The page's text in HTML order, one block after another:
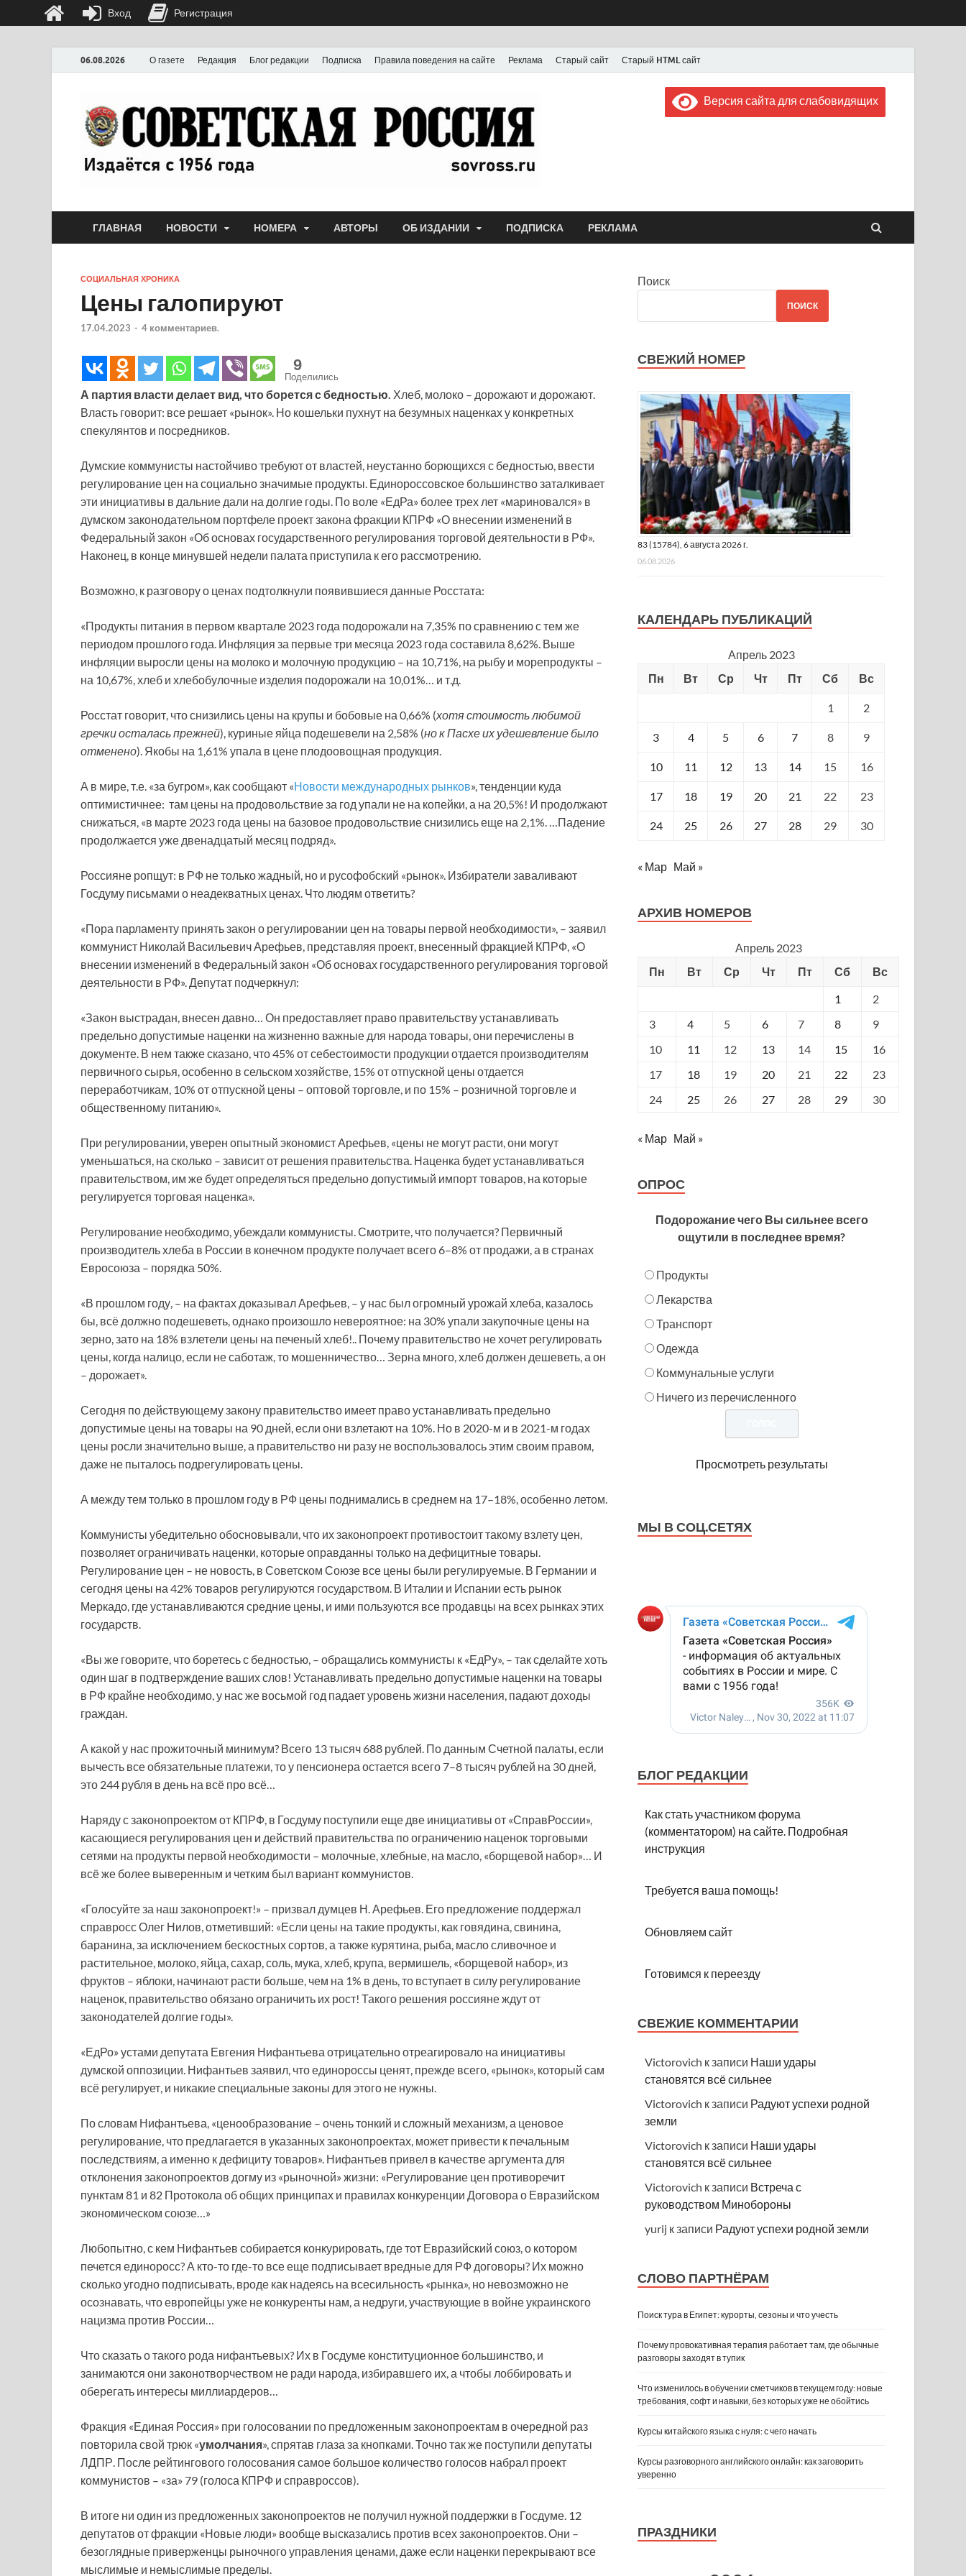
06.08.2026 О газете Редакция Блог редакции Подписка Правила поведения на сайте Реклама Старый сайт Старый HTML сайт
Газета "Советская Россия"
Выпускается с июля 1956 года
Версия сайта для слабовидящих
ГЛАВНАЯ НОВОСТИ НОМЕРА АВТОРЫ ОБ ИЗДАНИИ ПОДПИСКА РЕКЛАМА
СОЦИАЛЬНАЯ ХРОНИКА
Цены галопируют
17.04.2023 - 4 комментариев.
9
Поделились
А партия власти делает вид, что борется с бедностью. Хлеб, молоко – дорожают и дорожают.
Власть говорит: все решает «рынок». Но кошельки пухнут на безумных наценках у конкретных
спекулянтов и посредников.
Думские коммунисты настойчиво требуют от властей, неустанно борющихся с бедностью, ввести
регулирование цен на социально значимые продукты. Единороссовское большинство заталкивает
эти инициативы в дальние дали на долгие годы. По воле «ЕдРа» более трех лет «мариновался» в
думском законодательном портфеле проект закона фракции КПРФ «О внесении изменений в
Федеральный закон «Об основах государственного регулирования торговой деятельности в РФ».
Наконец, в конце минувшей недели палата приступила к его рассмотрению.
Возможно, к разговору о ценах подтолкнули появившиеся данные Росстата:
«Продукты питания в первом квартале 2023 года подорожали на 7,35% по сравнению с тем же
периодом прошлого года. Инфляция за первые три месяца 2023 года составила 8,62%. Выше
инфляции выросли цены на молоко и молочную продукцию – на 10,71%, на рыбу и морепродукты –
на 10,67%, хлеб и хлебобулочные изделия подорожали на 10,01%… и т.д.
Росстат говорит, что снизились цены на крупы и бобовые на 0,66% (хотя стоимость любимой
гречки осталась прежней), куриные яйца подешевели на 2,58% (но к Пасхе их удешевление было
отменено). Якобы на 1,61% упала в цене плодоовощная продукция.
А в мире, т.е. «за бугром», как сообщают «Новости международных рынков», тенденции куда
оптимистичнее: там цены на продовольствие за год упали не на копейки, а на 20,5%! И продолжают
снижаться, «в марте 2023 года цены на базовое продовольствие снизились еще на 2,1%. …Падение
продолжается уже двенадцатый месяц подряд».
Россияне ропщут: в РФ не только жадный, но и русофобский «рынок». Избиратели заваливают
Госдуму письмами о неадекватных ценах. Что людям ответить?
«Пора парламенту принять закон о регулировании цен на товары первой необходимости», – заявил
коммунист Николай Васильевич Арефьев, представляя проект, внесенный фракцией КПРФ, «О
внесении изменений в Федеральный закон «Об основах государственного регулирования торговой
деятельности в РФ». Депутат подчеркнул:
«Закон выстрадан, внесен давно… Он предоставляет право правительству устанавливать
предельно допустимые наценки на жизненно важные для народа товары, они перечислены в
документе. В нем также сказано, что 45% от себестоимости продукции отдается производителям
первичного сырья, особенно в сельском хозяйстве, 15% от отпускной цены отдается
переработчикам, 10% от отпускной цены – оптовой торговле, и по 15% – розничной торговле и
общественному питанию».
При регулировании, уверен опытный экономист Арефьев, «цены не могут расти, они могут
уменьшаться, на сколько – зависит от решения правительства. Наценка будет устанавливаться
правительством, им же будет определяться предельно допустимый импорт товаров, на которые
регулируется торговая наценка».
Регулирование необходимо, убеждали коммунисты. Смотрите, что получается? Первичный
производитель хлеба в России в конечном продукте получает всего 6–8% от продажи, а в странах
Евросоюза – порядка 50%.
«В прошлом году, – на фактах доказывал Арефьев, – у нас был огромный урожай хлеба, казалось
бы, всё должно подешеветь, однако произошло невероятное: на 30% упали закупочные цены на
зерно, зато на 18% взлетели цены на печеный хлеб!.. Почему правительство не хочет регулировать
цены, когда налицо, если не саботаж, то мошенничество… Зерна много, хлеб должен дешеветь, а он
– дорожает».
Сегодня по действующему закону правительство имеет право устанавливать предельно
допустимые цены на товары на 90 дней, если они взлетают на 10%. Но в 2020-м и в 2021-м годах
цены росли значительно выше, а правительство ни разу не воспользовалось этим своим правом,
даже не пыталось подрегулировать цены.
А между тем только в прошлом году в РФ цены поднимались в среднем на 17–18%, особенно летом.
Коммунисты убедительно обосновывали, что их законопроект противостоит такому взлету цен,
позволяет ограничивать наценки, которые оправданны только на дефицитные товары.
Регулирование цен – не новость, в Советском Союзе все цены были регулируемые. В Германии и
сегодня цены на 42% товаров регулируются государством. В Италии и Испании есть рынок
Меркадо, где устанавливаются средние цены, и ими пользуются все продавцы на всех рынках этих
государств.
«Вы же говорите, что боретесь с бедностью, – обращались коммунисты к «ЕдРу», – так сделайте хоть
один шаг в подтверждение ваших слов! Устанавливать предельно допустимые наценки на товары
в РФ крайне необходимо, у нас же восьмой год падает уровень жизни населения, падают доходы
граждан.
А какой у нас прожиточный минимум? Всего 13 тысяч 688 рублей. По данным Счетной палаты, если
вычесть все обязательные платежи, то у пенсионера остается всего 7–8 тысяч рублей на 30 дней,
это 244 рубля в день на всё про всё…
Наряду с законопроектом от КПРФ, в Госдуму поступили еще две инициативы от «СправРоссии»,
касающиеся регулирования цен и действий правительства по ограничению наценок торговыми
сетями на продукты первой необходимости – молочные, хлебные, на масло, «борщевой набор»… И
всё же более выверенным и четким был вариант коммунистов.
«Голосуйте за наш законопроект!» – призвал думцев Н. Арефьев. Его предложение поддержал
справросс Олег Нилов, отметивший: «Если цены на такие продукты, как говядина, свинина,
баранина, за исключением бескостных сортов, а также курятина, рыба, масло сливочное и
растительное, молоко, яйца, сахар, соль, мука, хлеб, крупа, вермишель, «борщевой набор», из
фруктов – яблоки, начинают расти больше, чем на 1% в день, то вступает в силу регулирование
наценок, правительство обязано ограничить их рост! Такого решения россияне ждут от
законодателей долгие годы».
«ЕдРо» устами депутата Евгения Нифантьева отрицательно отреагировало на инициативы
думской оппозиции. Нифантьев заявил, что единороссы ценят, прежде всего, «рынок», который сам
всё регулирует, и никакие специальные законы для этого не нужны.
По словам Нифантьева, «ценообразование – очень тонкий и сложный механизм, а ценовое
регулирование, что предлагается в указанных законопроектах, может привести к печальным
последствиям, а именно к дефициту товаров». Нифантьев привел в качестве аргумента для
отклонения законопроектов догму из «рыночной» жизни: «Регулирование цен противоречит
пунктам 81 и 82 Протокола об общих принципах и правилах конкуренции Договора о Евразийском
экономическом союзе…»
Любопытно, с кем Нифантьев собирается конкурировать, где тот Евразийский союз, о котором
печется единоросс? А кто-то где-то все еще подписывает вредные для РФ договоры? Их можно
сколько угодно подписывать, вроде как надеясь на всесильность «рынка», но невозможно не
осознавать, что европейцы уже не конкуренты нам, а недруги, участвующие в войне украинского
нацизма против России…
Что сказать о такого рода нифантьевых? Их в Госдуме конституционное большинство, и
занимаются они законотворчеством не ради народа, избиравшего их, а чтобы лоббировать и
оберегать интересы миллиардеров…
Фракция «Единая Россия» при голосовании по предложенным законопроектам в очередной раз
повторила свой трюк «умолчания», спрятав глаза за кнопками. Точно так же поступили депутаты
ЛДПР. После рейтингового голосования самое большое количество голосов набрал проект
коммунистов – «за» 79 (голоса КПРФ и справроссов).
В итоге ни один из предложенных законопроектов не получил нужной поддержки в Госдуме. 12
депутатов от фракции «Новые люди» вообще высказались против всех законопроектов. Они –
безоглядные приверженцы рыночного управления ценами, даже если наценки перекрывают все
мыслимые и немыслимые пределы.
Поиск
ПОИСК
СВЕЖИЙ НОМЕР
83 (15784), 6 августа 2026 г.
06.08.2026
КАЛЕНДАРЬ ПУБЛИКАЦИЙ
Апрель 2023
Пн
Вт Ср Чт Пт Сб Вс
1 2
3 4 5 6 7 8 9
10 11 12 13 14 15 16
17 18 19 20 21 22 23
24 25 26 27 28 29 30
« Мар Май »
АРХИВ НОМЕРОВ
Апрель 2023
Пн
Вт Ср Чт Пт Сб
Вс
1
2
3
4 5 6 7 8
9
10
11 12 13 14 15
16
17
18 19 20 21 22
23
24
25 26 27 28 29 30
« Мар Май »
ОПРОС
Подорожание чего Вы сильнее всего
ощутили в последнее время?
Продукты
Лекарства
Транспорт
Одежда
Коммунальные услуги
Ничего из перечисленного
Просмотреть результаты
МЫ В СОЦ.СЕТЯХ
БЛОГ РЕДАКЦИИ
Как стать участником форума
(комментатором) на сайте. Подробная
инструкция
Требуется ваша помощь!
Обновляем сайт
Готовимся к переезду
СВЕЖИЕ КОММЕНТАРИИ
Victorovich к записи Наши удары
становятся всё сильнее
Victorovich к записи Радуют успехи родной
земли
Victorovich к записи Наши удары
становятся всё сильнее
Victorovich к записи Встреча с
руководством Минобороны
yurij к записи Радуют успехи родной земли
СЛОВО ПАРТНЁРАМ
Поиск тура в Египет: курорты, сезоны и что учесть
Почему провокативная терапия работает там, где обычные
разговоры заходят в тупик
Что изменилось в обучении сметчиков в текущем году: новые
требования, софт и навыки, без которых уже не обойтись
Курсы китайского языка с нуля: с чего начать
Курсы разговорного английского онлайн: как заговорить
уверенно
ПРАЗДНИКИ
Вход Регистрация